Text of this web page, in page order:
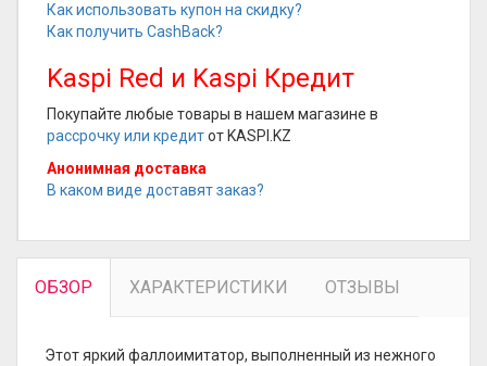
Как использовать купон на скидку?
Как получить CashBack?
Kaspi Red и Kaspi Кредит
Покупайте любые товары в нашем магазине в
рассрочку или кредитот KASPI.KZ
Анонимная доставка
В каком виде доставят заказ?
ОБЗОР ХАРАКТЕРИСТИКИ ОТЗЫВЫ
Этот яркий фаллоимитатор, выполненный из нежного